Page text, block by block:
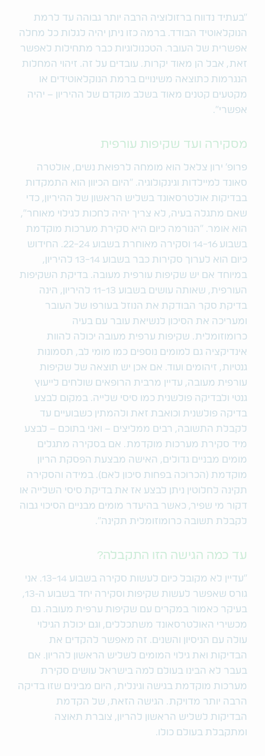
"בעתיד נדווח ברזולוציה הרבה יותר גבוהה עד לרמת
הנוקלאוטיד הבודד. ברמה כזו ניתן יהיה לגלות כל מחלה
אפשרית של העובר. הטכנולוגיות כבר מתחילות לאפשר
זאת, אבל הן מאוד יקרות. עובדים על זה. זיהוי המחלות
הנגרמות כתוצאה משינויים ברמת הנוקלאוטידים או
מקטעים קטנים מאוד בשלב מוקדם של ההיריון – יהיה
אפשרי".
מסקירה ועד שקיפות עורפית
פרופ' ירון צלאל הוא מומחה לרפואת נשים, אולטרה
סאונד למיילדות וגינקולוגיה. "היום הכיוון הוא התמקדות
בבדיקות אולטרסאונד בשליש הראשון של ההיריון, כדי
שאם מתגלה בעיה, לא צריך יהיה לחכות לגילוי מאוחר",
הוא אומר. "הנורמה כיום היא סקירת מערכות מוקדמת
בשבוע 14-16 וסקירה מאוחרת בשבוע 22-24. החידוש
כיום הוא לערוך סקירות כבר בשבוע 13-14 להיריון,
במיוחד אם יש שקיפות עורפית מעובה. בדיקת השקיפות
העורפית, שאותה עושים בשבוע 11-13 להיריון, הינה
בדיקת סקר הבודקת את הנוזל בעורפו של העובר
ומעריכה את הסיכון לנשיאת עובר עם בעיה
כרומוזומלית. שקיפות ערפית מעובה יכולה להוות
אינדיקציה גם למומים נוספים כמו מומי לב, תסמונות
גנטיות, זיהומים ועוד. אם אכן יש תוצאה של שקיפות
עורפית מעובה, עדיין מרבית הרופאים שולחים לייעוץ
גנטי ולבדיקה פולשנית כמו סיסי שלייה. במקום לבצע
בדיקה פולשנית וכואבת זאת ולהמתין כשבועיים עד
לקבלת התשובה, רבים ממליצים – ואני בתוכם – לבצע
מיד סקירת מערכות מוקדמת. אם בסקירה מתגלים
מומים מבניים גדולים, האישה מבצעת הפסקת הריון
מוקדמת (הכרוכה בפחות סיכון לאם). במידה והסקירה
תקינה לחלוטין ניתן לבצע אז את בדיקת סיסי השלייה או
דקור מי שפיר, כאשר בהיעדר מומים מבניים הסיכוי גבוה
לקבלת תשובה כרומוזומלית תקינה".
עד כמה הגישה הזו התקבלה?
"עדיין לא מקובל כיום לעשות סקירה בשבוע 13-14. אני
גורס שאפשר לעשות שקיפות וסקירה יחד בשבוע ה-13,
בעיקר כאמור במקרים עם שקיפות ערפית מעובה. גם
מכשירי האולטרסאונד משתכללים, וגם יכולת הגילוי
עולה עם הניסיון והשנים. זה מאפשר להקדים את
הבדיקות ואת גילוי המומים לשליש הראשון להריון. אם
בעבר לא הבינו בעולם למה בישראל עושים סקירת
מערכות מוקדמת בגישה וגינלית, היום מבינים שזו בדיקה
הרבה יותר מדויקת. הגישה הזאת, של הקדמת
הבדיקות לשליש הראשון להריון, צוברת תאוצה
ומתקבלת בעולם כולו.